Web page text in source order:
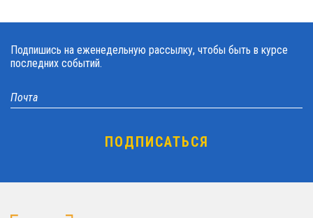
Подпишись на еженедельную рассылку, чтобы быть в курсе
последних событий.